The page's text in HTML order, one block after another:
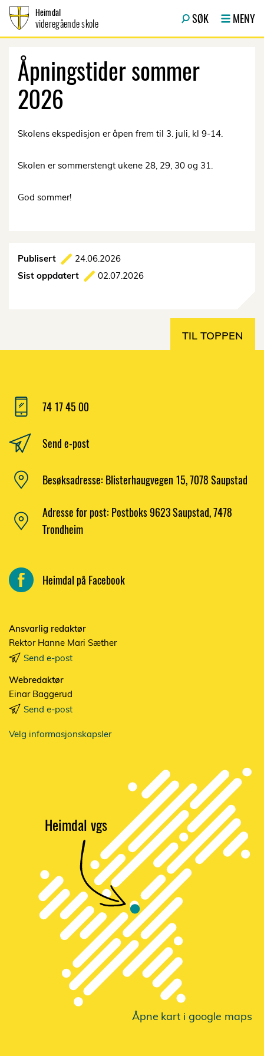
Heimdal
videregående skole SØK MENY
Åpningstider sommer
2026
Skolens ekspedisjon er åpen frem til 3. juli, kl 9-14.
Skolen er sommerstengt ukene 28, 29, 30 og 31.
God sommer!
Publisert
24.06.2026
Sist oppdatert
02.07.2026
TIL TOPPEN
74 17 45 00
Send e-post
Besøksadresse: Blisterhaugvegen 15, 7078 Saupstad
Adresse for post: Postboks 9623 Saupstad, 7478
Trondheim
Heimdal på Facebook
Ansvarlig redaktør
Rektor Hanne Mari Sæther
Send e-post
Webredaktør
Einar Baggerud
Send e-post
Velg informasjonskapsler
Åpnekart i google maps
Heimdal vgs